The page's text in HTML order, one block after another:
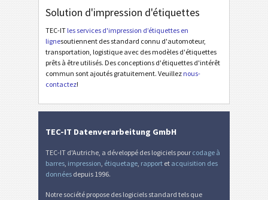
Étiquettes MAT
LTO Étiquettes LTO
I
€ Mandat SEPA
Solution d'impression d'étiquettes
TEC-IT les services d'impression d’étiquettes en
lignesoutiennent des standard connu d'automoteur,
transportation, logistique avec des modèles d'étiquettes
prêts à être utilisés. Des conceptions d'étiquettes d'intérêt
commun sont ajoutés gratuitement. Veuillez nous-
contactez!
TEC-IT Datenverarbeitung GmbH
TEC-IT d'Autriche, a développé des logiciels pour codage à
barres, impression, étiquetage, rapport et acquisition des
données depuis 1996.
Notre société propose des logiciels standard tels que